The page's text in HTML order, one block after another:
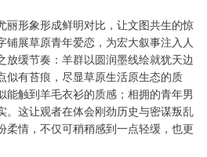
丽形象形成鲜明对比，让文图共生的惊
铺展草原青年爱恋，为宏大叙事注入人
放缓节奏：羊群以圆润墨线绘就犹天边
似有苔痕，尽显草原生活原生态的质
能触到羊毛衣衫的质感；相拥的青年男
。这让观者在体会刚劲历史与密谋叛乱
柔情，不仅可稍稍感到一点轻缓，也更